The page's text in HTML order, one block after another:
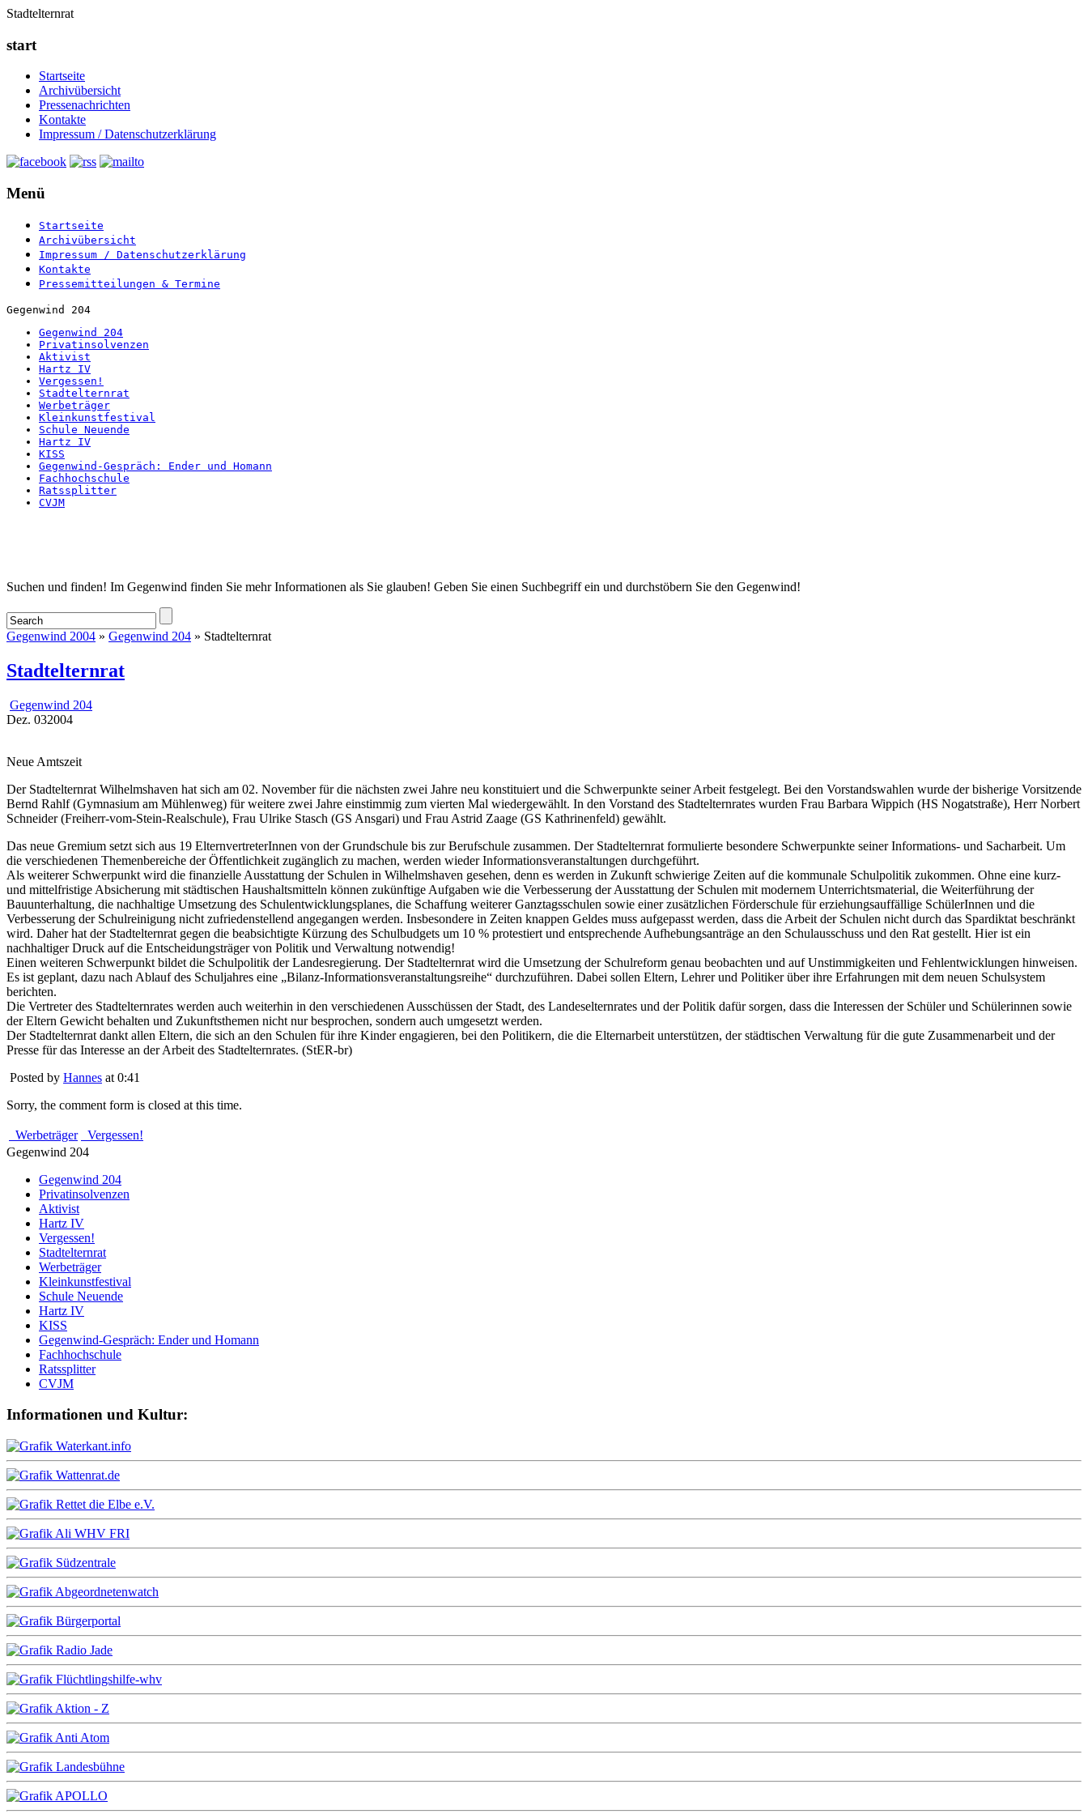
Stadtelternrat
start
Startseite
Archivübersicht
Pressenachrichten
Kontakte
Impressum / Datenschutzerklärung
Menü
Startseite
Archivübersicht
Impressum / Datenschutzerklärung
Kontakte
Pressemitteilungen & Termine
Gegenwind 204
Gegenwind 204
Privatinsolvenzen
Aktivist
Hartz IV
Vergessen!
Stadtelternrat
Werbeträger
Kleinkunstfestival
Schule Neuende
Hartz IV
KISS
Gegenwind-Gespräch: Ender und Homann
Fachhochschule
Ratssplitter
CVJM
Startseite
Suchen und finden! Im Gegenwind finden Sie mehr Informationen als Sie glauben! Geben Sie einen Suchbegriff ein und durchstöbern Sie den Gegenwind!
Gegenwind 2004 » Gegenwind 204 » Stadtelternrat
Stadtelternrat
Gegenwind 204
Dez. 032004
Neue Amtszeit
Der Stadtelternrat Wilhelmshaven hat sich am 02. November für die nächsten zwei Jahre neu konstituiert und die Schwerpunkte seiner Arbeit festgelegt. Bei den Vorstandswahlen wurde der bisherige Vorsitzende
Bernd Rahlf (Gymnasium am Mühlenweg) für weitere zwei Jahre einstimmig zum vierten Mal wiedergewählt. In den Vorstand des Stadtelternrates wurden Frau Barbara Wippich (HS Nogatstraße), Herr Norbert
Schneider (Freiherr-vom-Stein-Realschule), Frau Ulrike Stasch (GS Ansgari) und Frau Astrid Zaage (GS Kathrinenfeld) gewählt.
Das neue Gremium setzt sich aus 19 ElternvertreterInnen von der Grundschule bis zur Berufschule zusammen. Der Stadtelternrat formulierte besondere Schwerpunkte seiner Informations- und Sacharbeit. Um
die verschiedenen Themenbereiche der Öffentlichkeit zugänglich zu machen, werden wieder Informationsveranstaltungen durchgeführt.
Als weiterer Schwerpunkt wird die finanzielle Ausstattung der Schulen in Wilhelmshaven gesehen, denn es werden in Zukunft schwierige Zeiten auf die kommunale Schulpolitik zukommen. Ohne eine kurz-
und mittelfristige Absicherung mit städtischen Haushaltsmitteln können zukünftige Aufgaben wie die Verbesserung der Ausstattung der Schulen mit modernem Unterrichtsmaterial, die Weiterführung der
Bauunterhaltung, die nachhaltige Umsetzung des Schulentwicklungsplanes, die Schaffung weiterer Ganztagsschulen sowie einer zusätzlichen Förderschule für erziehungsauffällige SchülerInnen und die
Verbesserung der Schulreinigung nicht zufriedenstellend angegangen werden. Insbesondere in Zeiten knappen Geldes muss aufgepasst werden, dass die Arbeit der Schulen nicht durch das Spardiktat beschränkt
wird. Daher hat der Stadtelternrat gegen die beabsichtigte Kürzung des Schulbudgets um 10 % protestiert und entsprechende Aufhebungsanträge an den Schulausschuss und den Rat gestellt. Hier ist ein
nachhaltiger Druck auf die Entscheidungsträger von Politik und Verwaltung notwendig!
Einen weiteren Schwerpunkt bildet die Schulpolitik der Landesregierung. Der Stadtelternrat wird die Umsetzung der Schulreform genau beobachten und auf Unstimmigkeiten und Fehlentwicklungen hinweisen.
Es ist geplant, dazu nach Ablauf des Schuljahres eine „Bilanz-Informationsveranstaltungsreihe“ durchzuführen. Dabei sollen Eltern, Lehrer und Politiker über ihre Erfahrungen mit dem neuen Schulsystem
berichten.
Die Vertreter des Stadtelternrates werden auch weiterhin in den verschiedenen Ausschüssen der Stadt, des Landeselternrates und der Politik dafür sorgen, dass die Interessen der Schüler und Schülerinnen sowie
der Eltern Gewicht behalten und Zukunftsthemen nicht nur besprochen, sondern auch umgesetzt werden.
Der Stadtelternrat dankt allen Eltern, die sich an den Schulen für ihre Kinder engagieren, bei den Politikern, die die Elternarbeit unterstützen, der städtischen Verwaltung für die gute Zusammenarbeit und der
Presse für das Interesse an der Arbeit des Stadtelternrates. (StER-br)
Posted by Hannes at 0:41
Sorry, the comment form is closed at this time.
Werbeträger
Vergessen!
Gegenwind 204
Gegenwind 204
Privatinsolvenzen
Aktivist
Hartz IV
Vergessen!
Stadtelternrat
Werbeträger
Kleinkunstfestival
Schule Neuende
Hartz IV
KISS
Gegenwind-Gespräch: Ender und Homann
Fachhochschule
Ratssplitter
CVJM
Informationen und Kultur: